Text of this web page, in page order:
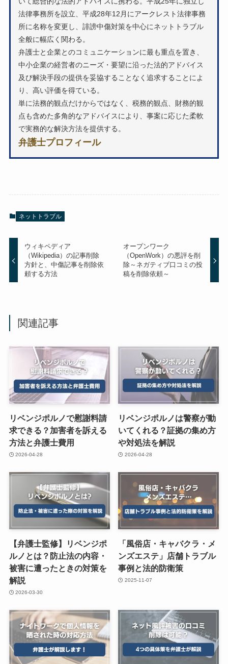
法律事務所を設立、平成28年12月にアークレスト法律事務
所に名称を変更し、誹謗中傷対策を中心にネットトラブル
全般に幅広く関わる。
弁護士と企業とのコミュニケーションに最も重点を置き、
中小企業の経営者のニーズ・要望に沿った法的アドバイス
及び解決手段の提供を妥協することなく追求することによ
り、高い評価を得ている。
単に法務的観点だけからではなく、税務的観点、財務的観
点も含めた多角的なアドバイスにより、事案に応じた柔軟
で実務的な解決方法を提供する。
弁護士プロフィール
ネットトラブル
ウィキペディア
（Wikipedia）の記事削除
方針と、中傷記事を削除依
頼する方法
オープンワーク
（OpenWork）の悪評を削
除～ネガティブ口コミの投
稿を削除依頼～
関連記事
リベンジポルノで慰謝料請
求できる？加害者を訴える
方法と弁護士費用
2026-04-28
リベンジポルノは警察が動
いてくれる？証拠の集め方
や対処法を解説
2026-04-28
【弁護士監修】リベンジポ
ルノとは？防止法の内容・
被害に遭ったときの対策を
解説
2026-03-30
「風俗店・キャバクラ・メ
ンズエステ」店舗トラブル
事例と法的防衛策
2025-11-07